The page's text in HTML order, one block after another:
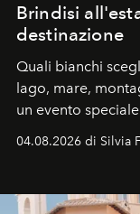
Brindisi
destinazione
Quali bianchi
lago, mare,
un evento
04.08.2026 di Silvia